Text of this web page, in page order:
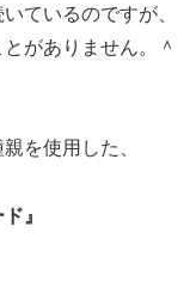
ているのですが、
がありません。＾
を使用した、
』